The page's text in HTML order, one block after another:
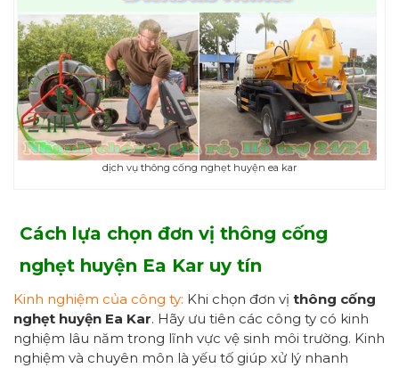
dịch vụ thông cống nghẹt huyện ea kar
Cách lựa chọn đơn vị thông cống
nghẹt huyện Ea Kar uy tín
Kinh nghiệm của công ty: Khi chọn đơn vị thông cống
nghẹt huyện Ea Kar. Hãy ưu tiên các công ty có kinh
nghiệm lâu năm trong lĩnh vực vệ sinh môi trường. Kinh
nghiệm và chuyên môn là yếu tố giúp xử lý nhanh